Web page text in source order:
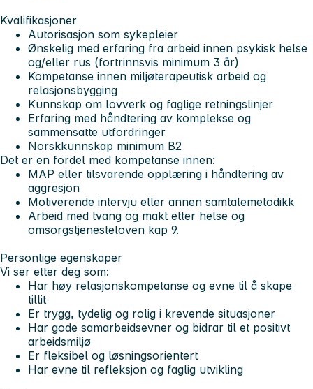
Kvalifikasjoner
Autorisasjon som sykepleier
Ønskelig med erfaring fra arbeid innen psykisk helse
og/eller rus (fortrinnsvis minimum 3 år)
Kompetanse innen miljøterapeutisk arbeid og
relasjonsbygging
Kunnskap om lovverk og faglige retningslinjer
Erfaring med håndtering av komplekse og
sammensatte utfordringer
Norskkunnskap minimum B2
Det er en fordel med kompetanse innen:
MAP eller tilsvarende opplæring i håndtering av
aggresjon
Motiverende intervju eller annen samtalemetodikk
Arbeid med tvang og makt etter helse og
omsorgstjenesteloven kap 9.
Personlige egenskaper
Vi ser etter deg som:
Har høy relasjonskompetanse og evne til å skape
tillit
Er trygg, tydelig og rolig i krevende situasjoner
Har gode samarbeidsevner og bidrar til et positivt
arbeidsmiljø
Er fleksibel og løsningsorientert
Har evne til refleksjon og faglig utvikling